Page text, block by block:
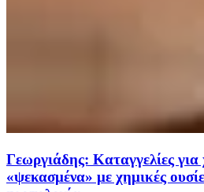
Γεωργιάδης: Καταγγελίες για
«ψεκασμένα» με χημικές